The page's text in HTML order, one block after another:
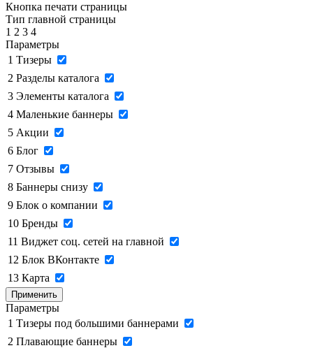
Кнопка печати страницы
Тип главной страницы
1 2 3 4
Параметры
1 Тизеры
2 Разделы каталога
3 Элементы каталога
4 Маленькие баннеры
5 Акции
6 Блог
7 Отзывы
8 Баннеры снизу
9 Блок о компании
10 Бренды
11 Виджет соц. сетей на главной
12 Блок ВКонтакте
13 Карта
Применить
Параметры
1 Тизеры под большими баннерами
2 Плавающие баннеры